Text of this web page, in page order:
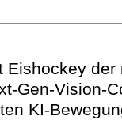
Eishockey
Gen-Vision-
KI-